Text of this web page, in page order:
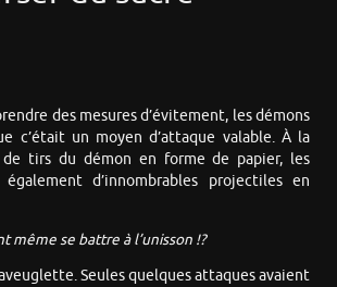
des mesures d’évitement, les démons
c’était un moyen d’attaque valable. À la
tirs du démon en forme de papier, les
d’innombrables projectiles en
même se battre à l’unisson !?
Seules quelques attaques avaient